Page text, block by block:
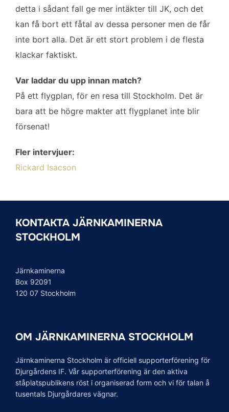
detta i sådant fall ge mer intäkter till JK, och det
kan få bort ett fåtal av dessa personer men de får
inte bort alla. Det är ett stort problem i de flesta
klackar faktiskt.
Var laddar du upp innan match?
På ett flygplan, för en resa till Stockholm. Det är
bara att be högre makter att flygplanet inte blir
försenat!
Fler intervjuer:
Rickard Isacson
KONTAKTA JÄRNKAMINERNA
STOCKHOLM
Järnkaminerna
Box 92091
120 07 Stockholm
OM JÄRNKAMINERNA STOCKHOLM
Järnkaminerna Stockholm är officiell supporterförening för
Djurgårdens IF. Vår supporterförening är den aktiva
ståplatspublikens röst i organiserad form och vi för talan å
tusentals Djurgårdares vägnar.